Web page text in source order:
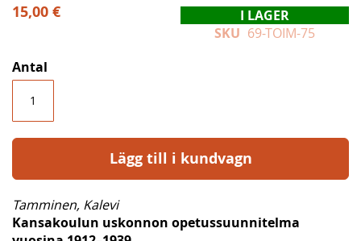
15,00 €
I LAGER
SKU 69-TOIM-75
Antal
Lägg till i kundvagn
Tamminen, Kalevi
Kansakoulun uskonnon opetussuunnitelma